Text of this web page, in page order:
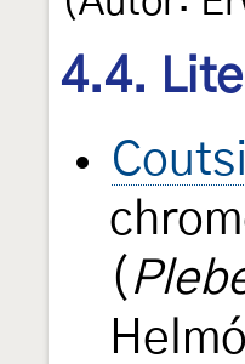
4.4.
(